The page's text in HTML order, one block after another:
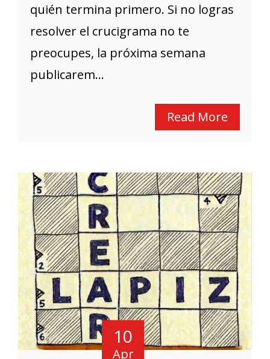
quién termina primero. Si no logras
resolver el crucigrama no te
preocupes, la próxima semana
publicarem...
Read More
10
Apr